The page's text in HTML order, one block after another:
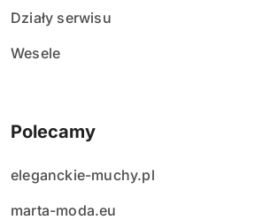
Działy serwisu
Wesele
Polecamy
eleganckie-muchy.pl
marta-moda.eu